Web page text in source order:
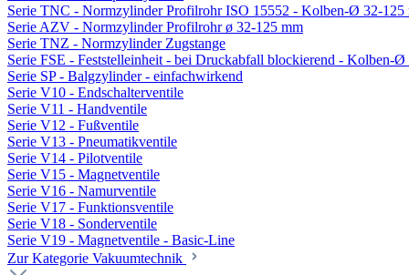
Serie TNC - Normzylinder Profilrohr ISO 15552 - Kolben-Ø 32-125
Serie AZV - Normzylinder Profilrohr ø 32-125 mm
Serie TNZ - Normzylinder Zugstange
Serie FSE - Feststelleinheit - bei Druckabfall blockierend - Kolben-Ø
Serie SP - Balgzylinder - einfachwirkend
Serie V10 - Endschalterventile
Serie V11 - Handventile
Serie V12 - Fußventile
Serie V13 - Pneumatikventile
Serie V14 - Pilotventile
Serie V15 - Magnetventile
Serie V16 - Namurventile
Serie V17 - Funktionsventile
Serie V18 - Sonderventile
Serie V19 - Magnetventile - Basic-Line
Zur Kategorie Vakuumtechnik